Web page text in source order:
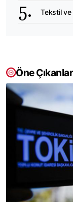
Tekstil ve
Öne Çıkanlar